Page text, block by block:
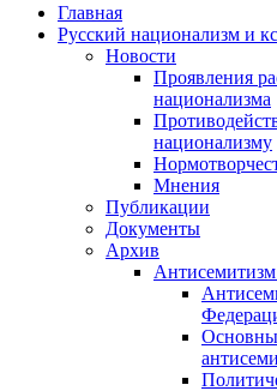
Главная
Русский национализм и
Новости
Проявления
национализма
национализму
Мнения
Публикации
Документы
Архив